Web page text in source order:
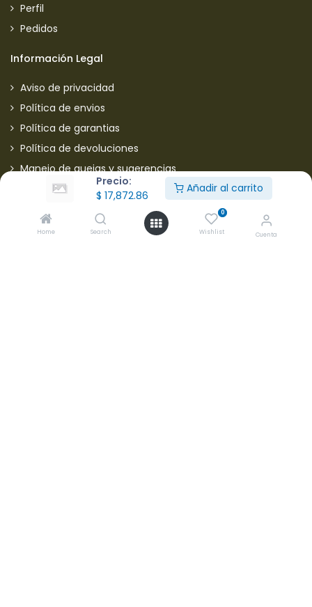
Precio:
$ 17,872.86
Añadir al carrito
Home Search
0
Wishlist Cuenta
Perfil
Pedidos
Información Legal
Aviso de privacidad
Política de envios
Política de garantias
Política de devoluciones
Manejo de quejas y sugerencias
Aviso de privacidad usuarios
Mantente informado de nuestras ofertas